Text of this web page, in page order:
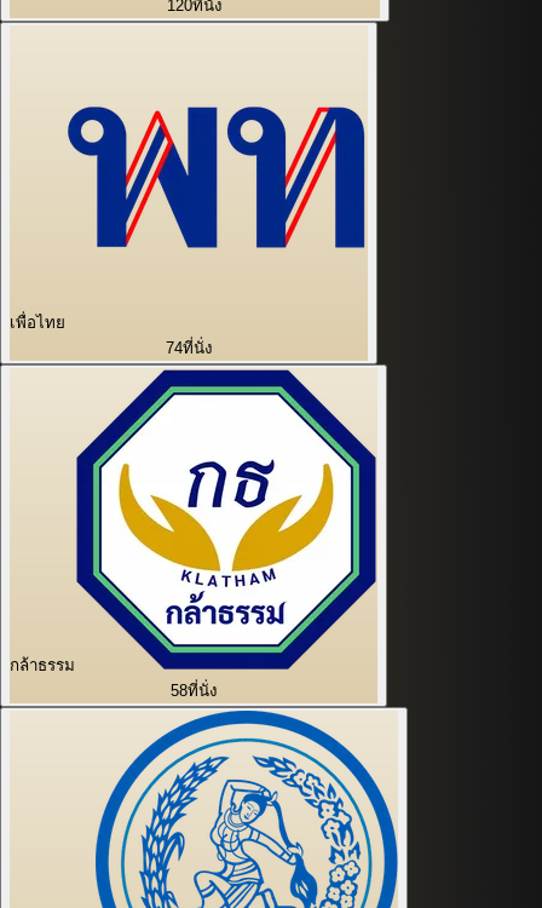
120ที่นั่ง
เพื่อไทย
74ที่นั่ง
กล้าธรรม
58ที่นั่ง